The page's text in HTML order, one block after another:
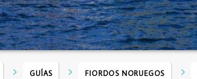
GUÍAS FIORDOS NORUEGOS